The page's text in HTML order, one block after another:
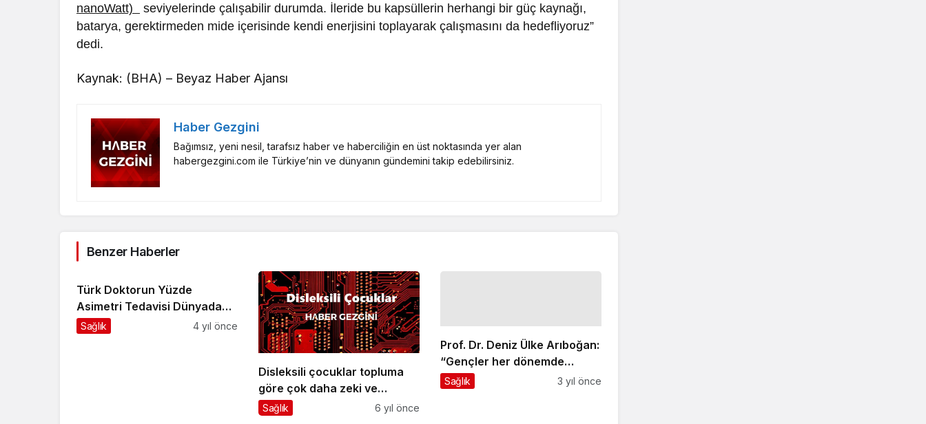
nanoWatt)
seviyelerinde çalışabilir durumda. İleride bu kapsüllerin herhangi bir güç kaynağı,
batarya, gerektirmeden mide içerisinde kendi enerjisini toplayarak çalışmasını da hedefliyoruz”
dedi.
Kaynak: (BHA) – Beyaz Haber Ajansı
Haber Gezgini
Bağımsız, yeni nesil, tarafsız haber ve haberciliğin en üst noktasında yer alan
habergezgini.com ile Türkiye’nin ve dünyanın gündemini takip edebilirsiniz.
Benzer Haberler
Türk Doktorun Yüzde
Asimetri Tedavisi Dünyada
Büyük Yankı Buldu
Sağlık 4 yıl önce
Disleksili çocuklar topluma
göre çok daha zeki ve
yaratıcıdır
Sağlık 6 yıl önce
Prof. Dr. Deniz Ülke Arıboğan:
“Gençler her dönemde
özgürlük ve adalet istediler"
Sağlık 3 yıl önce